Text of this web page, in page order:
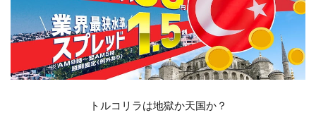
トルコリラは地獄か天国か？